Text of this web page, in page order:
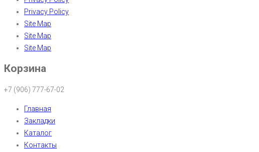
Privacy Policy
Site Map
Site Map
Site Map
Корзина
+7 (906) 777-67-02
Главная
Закладки
Каталог
Контакты